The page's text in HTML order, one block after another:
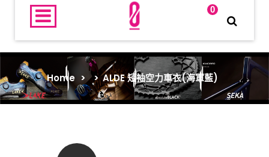
0
Home > >ALDE 短袖空力車衣(海軍藍)